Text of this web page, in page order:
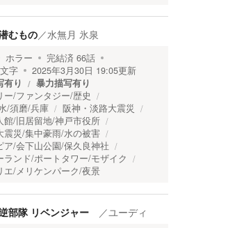
むもの／水無月 氷泉
ホラー 完結済 66話
文字 2025年3月30日 19:05更新
有り
暴力描写有り
ー/ファンタジー/歴史
/須磨/兵庫
阪神・淡路大震災
館/旧居留地/神戸市役所
震災/集中豪雨/水の被害
ア/会下山公園/保久良神社
ランド/ポートタワー/モザイク
エ/メリケンパーク/夜景
部隊 リベンジャー ／ユーディ